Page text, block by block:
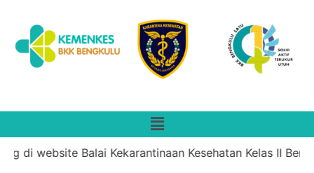
di website Balai Kekarantinaan Kesehatan Kelas II